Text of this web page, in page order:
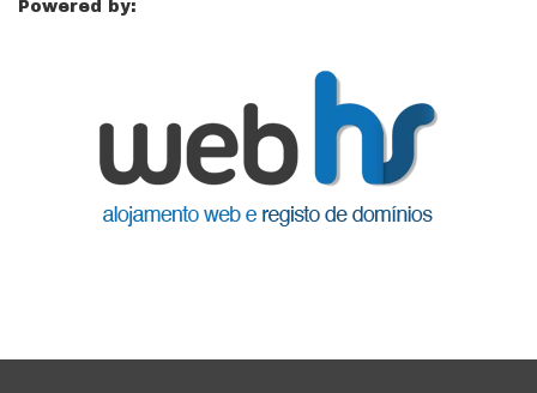
Powered by: